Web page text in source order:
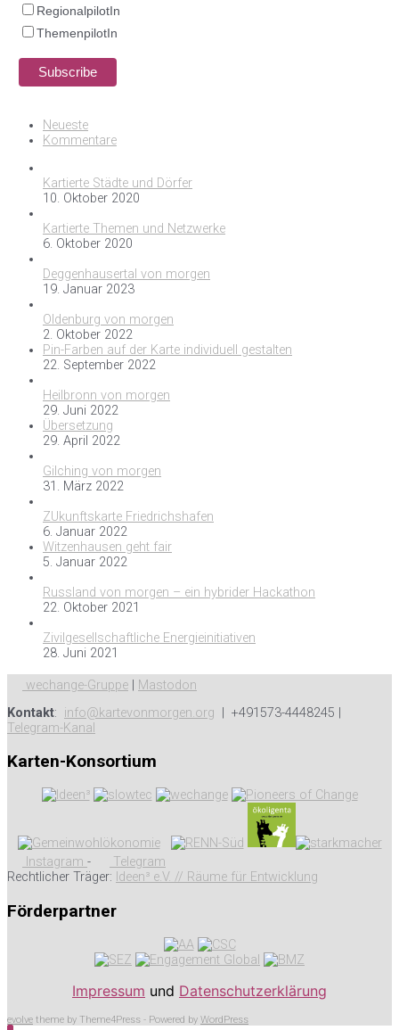
RegionalpilotIn
ThemenpilotIn
Neueste
Kommentare
Kartierte Städte und Dörfer
10. Oktober 2020
Kartierte Themen und Netzwerke
6. Oktober 2020
Deggenhausertal von morgen
19. Januar 2023
Oldenburg von morgen
2. Oktober 2022
Pin-Farben auf der Karte individuell gestalten
22. September 2022
Heilbronn von morgen
29. Juni 2022
Übersetzung
29. April 2022
Gilching von morgen
31. März 2022
ZUkunftskarte Friedrichshafen
6. Januar 2022
Witzenhausen geht fair
5. Januar 2022
Russland von morgen – ein hybrider Hackathon
22. Oktober 2021
Zivilgesellschaftliche Energieinitiativen
28. Juni 2021
wechange-Gruppe
Mastodon
Kontakt: info@kartevonmorgen.org | +491573-4448245 |
Telegram-Kanal
Karten-Konsortium
Instagram -
Telegram
Rechtlicher Träger: Ideen³ e.V. // Räume für Entwicklung
Förderpartner
Impressum und Datenschutzerklärung
evolve theme by Theme4Press - Powered by WordPress